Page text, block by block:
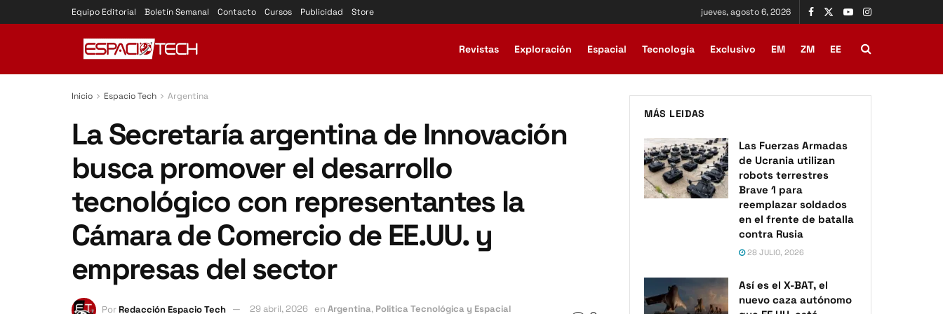
Equipo Editorial Boletín Semanal Contacto Cursos Publicidad Store jueves, agosto 6, 2026
Revistas Exploración Espacial Tecnología Exclusivo EM ZM EE
Inicio Espacio Tech Argentina
La Secretaría argentina de Innovación
busca promover el desarrollo
tecnológico con representantes la
Cámara de Comercio de EE.UU. y
empresas del sector
PorRedacción Espacio Tech 29 abril, 2026 en Argentina, Politica Tecnológica y Espacial
MÁS LEIDAS
Las Fuerzas Armadas
de Ucrania utilizan
robots terrestres
Brave 1 para
reemplazar soldados
en el frente de batalla
contra Rusia
28 JULIO, 2026
Así es el X-BAT, el
nuevo caza autónomo